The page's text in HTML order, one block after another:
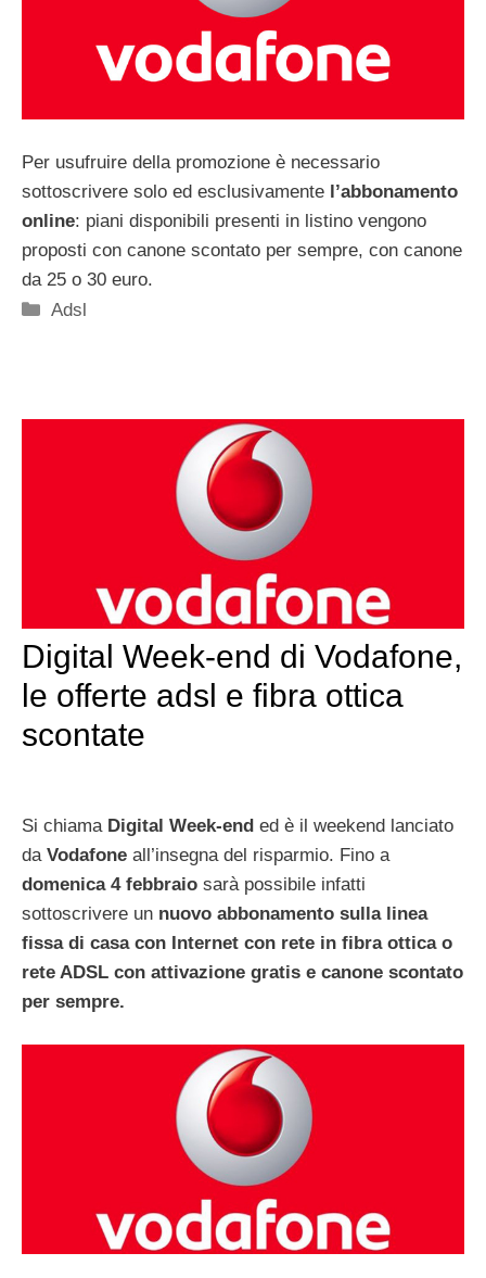
Per usufruire della promozione è necessario
sottoscrivere solo ed esclusivamente l’abbonamento
online: piani disponibili presenti in listino vengono
proposti con canone scontato per sempre, con canone
da 25 o 30 euro.
Categorie
Adsl
Digital Week-end di Vodafone,
le offerte adsl e fibra ottica
scontate
Si chiama Digital Week-end ed è il weekend lanciato
da Vodafone all’insegna del risparmio. Fino a
domenica 4 febbraio sarà possibile infatti
sottoscrivere un nuovo abbonamento sulla linea
fissa di casa con Internet con rete in fibra otticao
rete ADSL con attivazione gratis e canone scontato
per sempre.